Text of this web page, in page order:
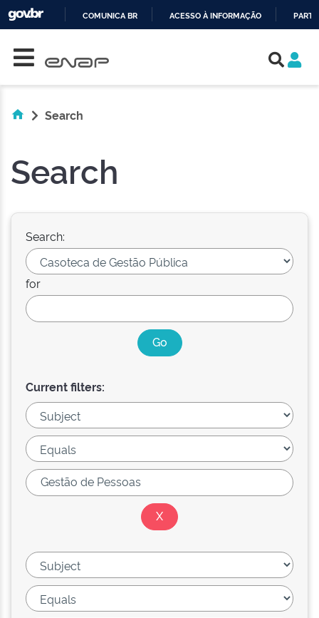
COMUNICA BR ACESSO À INFORMAÇÃO
Search
Search
Search:
for
Current filters: